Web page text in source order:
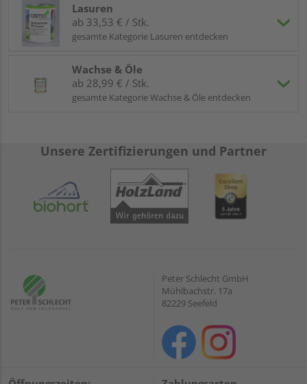
Lasuren
ab 33,53 € / Stk.
gesamte Kategorie Lasuren entdecken
Wachse & Öle
ab 28,99 € / Stk.
gesamte Kategorie Wachse & Öle entdecken
Unsere Zertifizierungen und Partner
Peter Schlecht GmbH
Mühlbachstr. 17a
82229 Seefeld